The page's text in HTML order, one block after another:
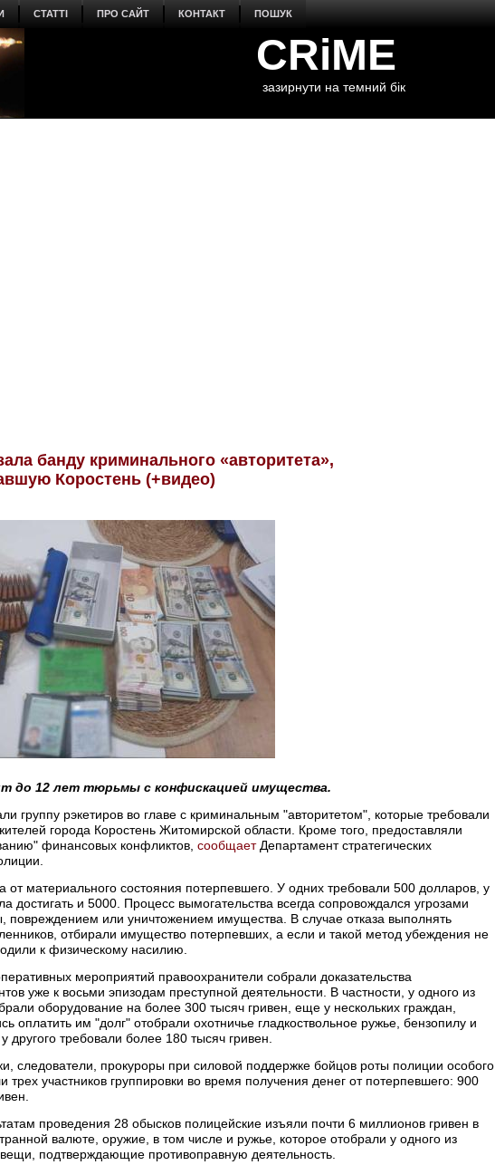
СТАТТІ ПРО САЙТ КОНТАКТ ПОШУК
CRiME
зазирнути на темний бік
банду криминального «авторитета»,
Коростень (+видео)
до 12 лет тюрьмы с конфискацией имущества.
группу рэкетиров во главе с криминальным "авторитетом", которые требовали
города Коростень Житомирской области. Кроме того, предоставляли
финансовых конфликтов, сообщаетДепартамент стратегических
от материального состояния потерпевшего. У одних требовали 500 долларов, у
достигать и 5000. Процесс вымогательства всегда сопровождался угрозами
повреждением или уничтожением имущества. В случае отказа выполнять
отбирали имущество потерпевших, а если и такой метод убеждения не
к физическому насилию.
мероприятий правоохранители собрали доказательства
уже к восьми эпизодам преступной деятельности. В частности, у одного из
оборудование на более 300 тысяч гривен, еще у нескольких граждан,
оплатить им "долг" отобрали охотничье гладкоствольное ружье, бензопилу и
требовали более 180 тысяч гривен.
следователи, прокуроры при силовой поддержке бойцов роты полиции особого
трех участников группировки во время получения денег от потерпевшего: 900
проведения 28 обысков полицейские изъяли почти 6 миллионов гривен в
валюте, оружие, в том числе и ружье, которое отобрали у одного из
подтверждающие противоправную деятельность.